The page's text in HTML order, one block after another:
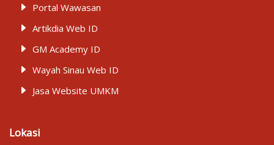
Portal Wawasan
Artikdia Web ID
GM Academy ID
Wayah Sinau Web ID
Jasa Website UMKM
Lokasi